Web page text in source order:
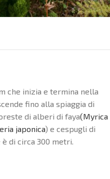
che inizia e termina nella
fino alla spiaggia di
di alberi di faya(Myrica
japonica) e cespugli di
di circa 300 metri.